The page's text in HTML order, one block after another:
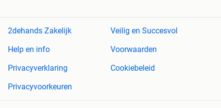
2dehands Zakelijk
Veilig en Succesvol
Help en info
Voorwaarden
Privacyverklaring
Cookiebeleid
Privacyvoorkeuren